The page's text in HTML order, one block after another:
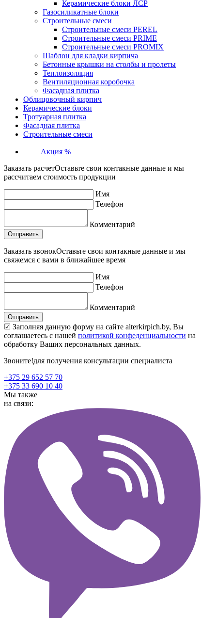
Керамические блоки ЛСР
Газосиликатные блоки
Строительные смеси
Строительные смеси PEREL
Строительные смеси PRIME
Строительные смеси PROMIX
Шаблон для кладки кирпича
Бетонные крышки на столбы и пролеты
Теплоизоляция
Вентиляционная коробочка
Фасадная плитка
Облицовочный кирпич
Керамические блоки
Тротуарная плитка
Фасадная плитка
Строительные смеси
Акция %
Заказать расчетОставьте свои контакные данные и мы
рассчитаем стоимость продукции
Имя
Телефон
Комментарий
Заказать звонокОставьте свои контакные данные и мы
свяжемся с вами в ближайшее время
Имя
Телефон
Комментарий
☑ Заполняя данную форму на сайте alterkirpich.by, Вы
соглашаетесь с нашей политикой конфеденциальности на
обработку Ваших персональных данных.
Звоните!для получения консультации специалиста
+375 29 652 57 70
+375 33 690 10 40
Мы также
на связи: